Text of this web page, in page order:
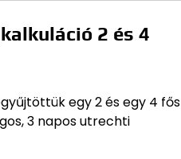
2 és 4
egy 2 és egy 4 fős
3 napos utrechti